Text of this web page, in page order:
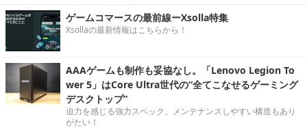
ゲームコマースの最前線ーXsolla特集
Xsollaの最新情報はこちらから！
AAAゲームも制作も妥協なし。「Lenovo Legion To
wer 5」はCore Ultra世代の“全てこなせるゲーミング
デスクトップ”
迫力を感じる強力スペック。メンテナンスしやすい構造もあり
がたい！